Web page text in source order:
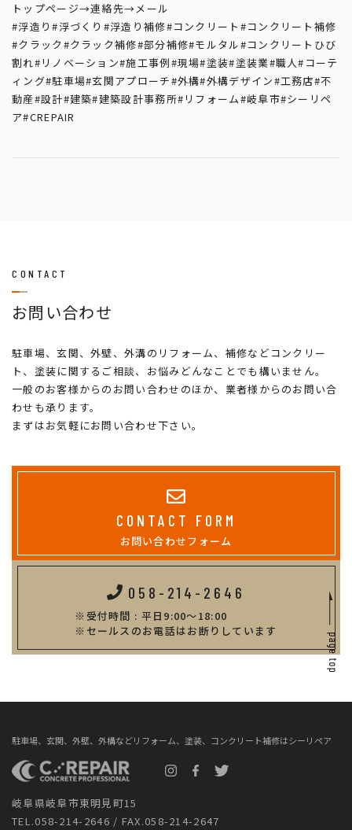
トップページ→連絡先→メール
#浮造り#浮づくり #浮造り補修#コンクリート #コンクリート補修
#クラック#クラック補修#部分補修#モルタル#コンクリートひび
割れ#リノベーション#施工事例#現場#塗装#塗装業#職人#コーテ
ィング#駐車場#玄関アプローチ#外構#外構デザイン#工務店#不
動産#設計#建築#建築設計事務所#リフォーム#岐阜市#シーリペ
ア#CREPAIR
CONTACT
お問い合わせ
駐車場、玄関、外壁、外溝のリフォーム、補修などコンクリー
ト、塗装に関するご相談、お悩みどんなことでも構いません。
一般のお客様からのお問い合わせのほか、業者様からのお問い合
わせも承ります。
まずはお気軽にお問い合わせ下さい。
CONTACT FORM
お問い合わせフォーム
058-214-2646
受付時間 : 平日9:00～18:00
セールスのお電話はお断りしています
駐車場、玄関、外壁、外構などリフォーム、塗装、コンクリート補修はシーリペア
岐阜県岐阜市東明見町15
TEL.058-214-2646 / FAX.058-214-2647